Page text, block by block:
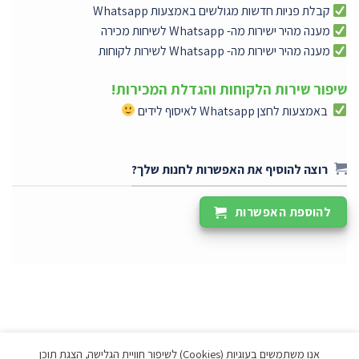
קבלת פניות חדשות מגולשים באמצעות Whatsapp
מענה מהיר ישירות מה- Whatsapp לשיחות מכירה
מענה מהיר ישירות מה- Whatsapp לשירות לקוחות
שיפור שירות הלקוחות והגדלת המכירות!
באמצעות לחצן Whatsapp לאיסוף לידים
רוצה להוסיף את האפשרות לחנות שלך?
להוספת האפשרות
אנו משתמשים בעוגיות (Cookies) לשיפור חוויית הגלישה, הצגת תוכן